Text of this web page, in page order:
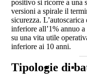
positivo si ricorre a una
versioni a spirale il
sicurezza. L’autoscarica
inferiore all’1% annuo
su una vita utile
inferiore ai 10 anni.
Tipologie di